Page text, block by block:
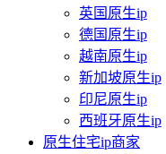
英国原生ip
德国原生ip
越南原生ip
新加坡原生ip
印尼原生ip
西班牙原生ip
原生住宅ip商家